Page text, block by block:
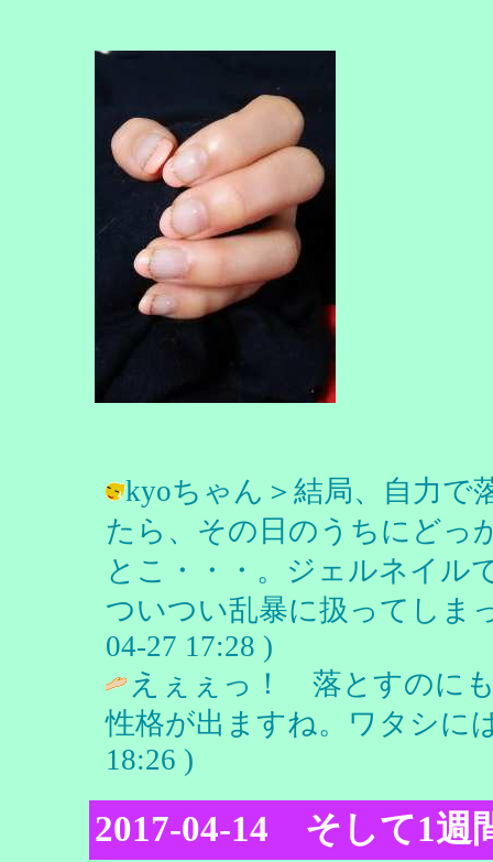
kyoちゃん＞結局、自力で
たら、その日のうちにどっ
とこ・・・。ジェルネイル
ついつい乱暴に扱ってしま
04-27 17:28 )
えぇぇっ！ 落とすのに
性格が出ますね。ワタシに
18:26 )
2017-04-14 そして1週